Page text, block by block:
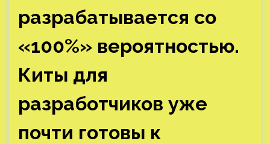
разрабатывается со
«100%» вероятностью.
Киты для
разработчиков уже
почти готовы к